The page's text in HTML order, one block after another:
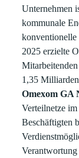
Unternehmen
kommunale
konventionelle
2025 erzielte
1,35
Omexom GA
Verteilnetze
Beschäftigten